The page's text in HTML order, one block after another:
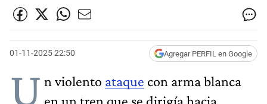
01-11-2025 22:50 Agregar PERFIL en Google
U n violento ataque con arma blanca
en un tren que se dirigía hacia